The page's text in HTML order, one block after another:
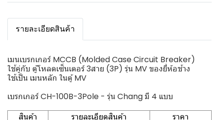
รายละเอียดสินค้า
เมนเบรกเกอร์ MCCB (Molded Case Circuit Breaker)
ใช้คู่กับ ตู้โหลดเซ็นเตอร์ 3สาย (3P) รุ่น MV ของยี่ห้อช้าง
ใช้เป็น เมนหลัก ในตู้ MV
เบรกเกอร์ CH-100B-3Pole - รุ่น Chang มี 4 แบบ
สินค้า
รายละเอียดสินค้า
ราคา